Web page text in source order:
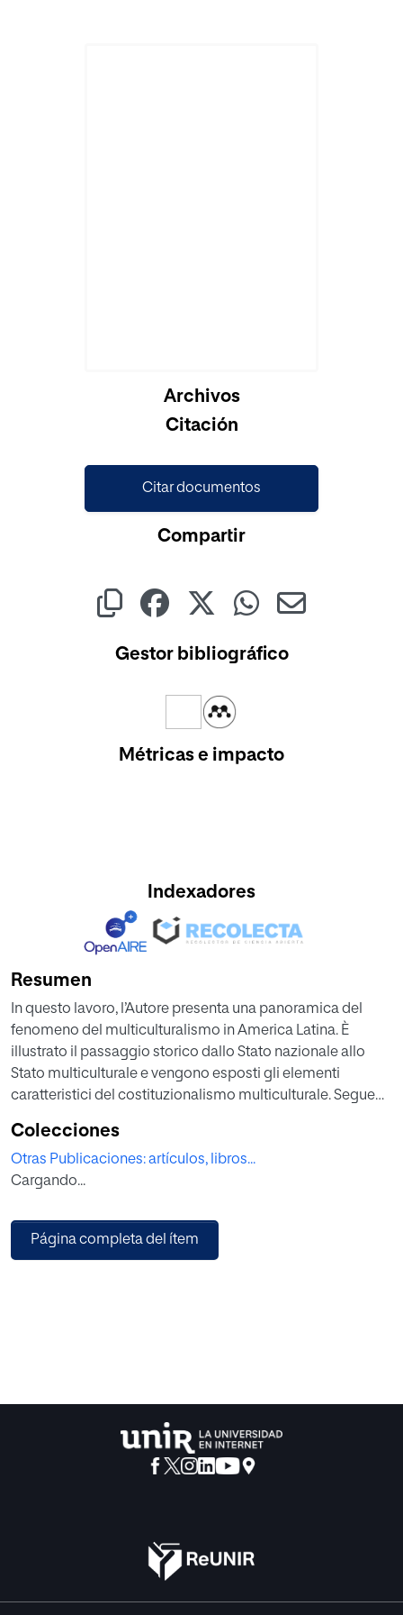
Archivos
Citación
Citar documentos
Compartir
Gestor bibliográfico
Métricas e impacto
Indexadores
Resumen
In questo lavoro, l’Autore presenta una panoramica del
fenomeno del multiculturalismo in America Latina. È
illustrato il passaggio storico dallo Stato nazionale allo
Stato multiculturale e vengono esposti gli elementi
caratteristici del costituzionalismo multiculturale. Segue
multiculturalismo.
Colecciones
Otras Publicaciones: artículos, libros...
Cargando...
Página completa del ítem